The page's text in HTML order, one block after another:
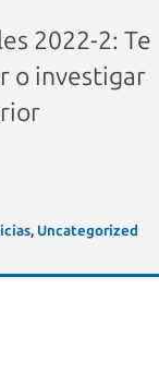
2022-2: Te
o investigar
, Uncategorized